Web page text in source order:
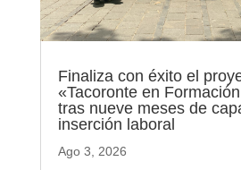
Finaliza con éxito el
«Tacoronte en
tras nueve meses de
inserción laboral
Ago 3, 2026